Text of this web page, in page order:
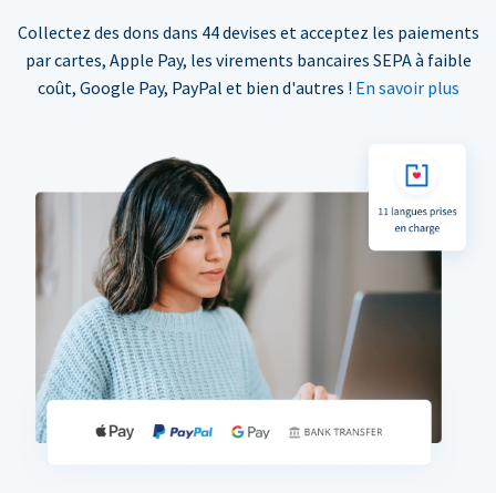
Collectez des dons dans 44 devises et acceptez les paiements
par cartes, Apple Pay, les virements bancaires SEPA à faible
coût, Google Pay, PayPal et bien d'autres ! En savoir plus